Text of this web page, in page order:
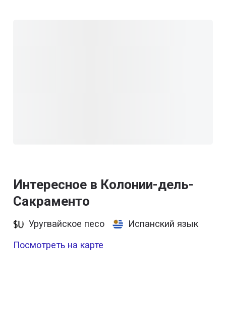
Интересное в Колонии-дель-
Сакраменто
Уругвайское песо
Испанский язык
Посмотреть на карте